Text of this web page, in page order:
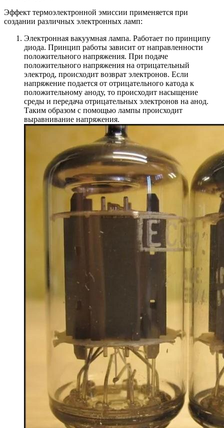
Эффект термоэлектронной эмиссии применяется при
создании различных электронных ламп:
Электронная вакуумная лампа. Работает по принципу
диода. Принцип работы зависит от направленности
положительного напряжения. При подаче
положительного напряжения на отрицательный
электрод, происходит возврат электронов. Если
напряжение подается от отрицательного катода к
положительному аноду, то происходит насыщение
среды и передача отрицательных электронов на анод.
Таким образом с помощью лампы происходит
выравнивание напряжения.